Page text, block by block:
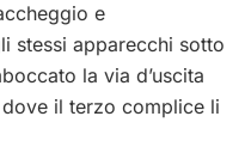
e
stessi apparecchi sotto
la via d’uscita
il terzo complice li